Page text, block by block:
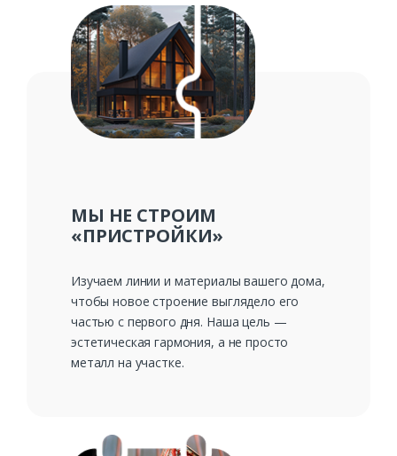
Заказать
Ваше имя*
Комментарий к заказу
МЫ НЕ СТРОИМ
«ПРИСТРОЙКИ»
Изучаем линии и материалы вашего дома,
чтобы новое строение выглядело его
частью с первого дня. Наша цель —
эстетическая гармония, а не просто
металл на участке.